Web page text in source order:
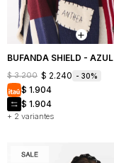
BUFANDA SHIELD - AZUL
+ 2 variantes
$ 3.200 $ 2.240 30
$ 1.904
$ 1.904
Buzos
y
sacos
Camperas
Shorts
y
Mochilas
y
Carteras
Bufandas